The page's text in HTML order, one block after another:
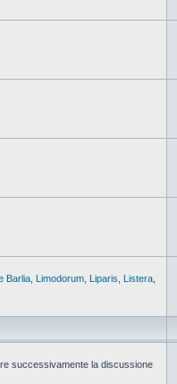
Barlia Limodorum Liparis Listera
successivamente la discussione